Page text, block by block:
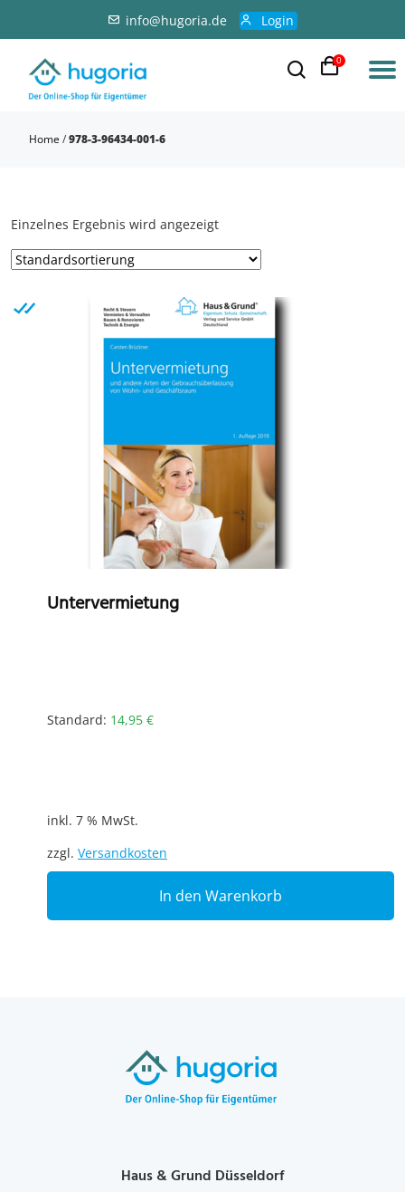
info@hugoria.de Login
0
Home /978-3-96434-001-6
Einzelnes Ergebnis wird angezeigt
Untervermietung
Standard: 14,95 €
inkl. 7 % MwSt.
zzgl. Versandkosten
In den Warenkorb
Haus & Grund Düsseldorf